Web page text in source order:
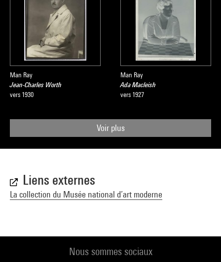
Man Ray
Jean-Charles Worth
vers 1930
Man Ray
Ada Macleish
vers 1927
Voir plus
Liens externes
La collection du Musée national d’art moderne
Nous sommes sociaux